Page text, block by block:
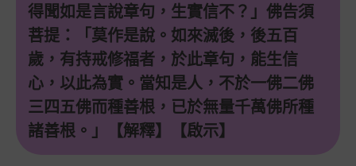
得聞如是言說章句，生實信不？」佛告須
菩提：「莫作是說。如來滅後，後五百
歲，有持戒修福者，於此章句，能生信
心，以此為實。當知是人，不於一佛二佛
三四五佛而種善根，已於無量千萬佛所種
諸善根。」【解釋】【啟示】